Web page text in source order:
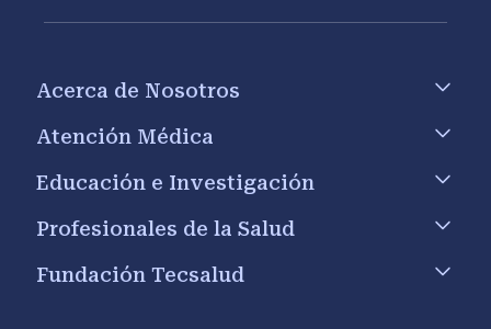
Acerca de Nosotros
Atención Médica
Educación e Investigación
Profesionales de la Salud
Fundación Tecsalud